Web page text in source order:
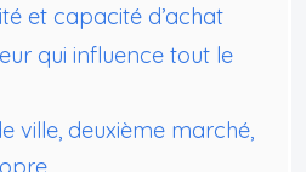
et capacité d’achat
qui influence tout le
ville, deuxième marché,